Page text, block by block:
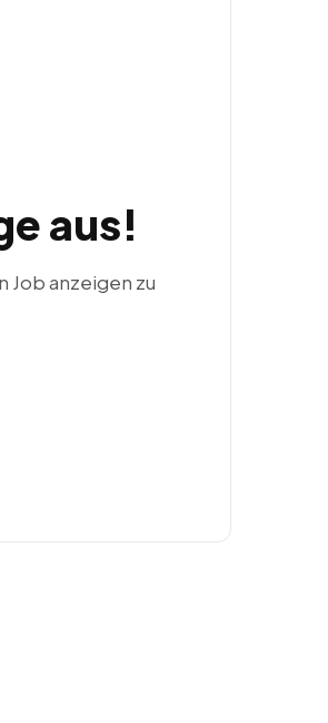
aus!
Job anzeigen zu